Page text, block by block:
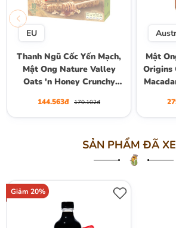
EU
Thanh Ngũ Cốc Yến Mạch,
Mật Ong Nature Valley
Oats 'n Honey Crunchy
Thanh (5 Gói) , Hộp 210g
144.563đ 170.102đ
Mật
Origins
SẢN PHẨM ĐÃ
Giảm 20%